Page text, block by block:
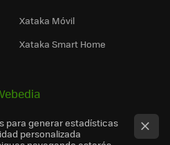
Xataka Móvil
Xataka Smart Home
para generar estadísticas
personalizada